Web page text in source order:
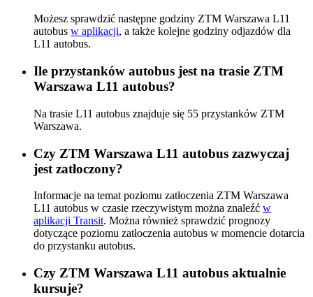
Możesz sprawdzić następne godziny ZTM Warszawa L11
autobus w aplikacji, a także kolejne godziny odjazdów dla
L11 autobus.
Ile przystanków autobus jest na trasie ZTM
Warszawa L11 autobus?
Na trasie L11 autobus znajduje się 55 przystanków ZTM
Warszawa.
Czy ZTM Warszawa L11 autobus zazwyczaj
jest zatłoczony?
Informacje na temat poziomu zatłoczenia ZTM Warszawa
L11 autobus w czasie rzeczywistym można znaleźć w
aplikacji Transit. Można również sprawdzić prognozy
dotyczące poziomu zatłoczenia autobus w momencie dotarcia
do przystanku autobus.
Czy ZTM Warszawa L11 autobus aktualnie
kursuje?